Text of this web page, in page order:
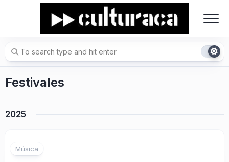
Festivales
2025
Música